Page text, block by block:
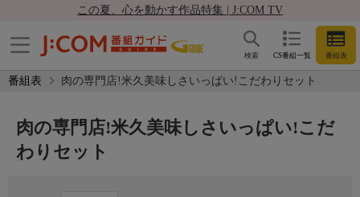
この夏、心を動かす作品特集 | J:COM TV
CS番組一覧 番組表
検索
番組表 肉の専門店!米久美味しさいっぱい!こだわりセット
肉の専門店!米久美味しさいっぱい!こだ
わりセット